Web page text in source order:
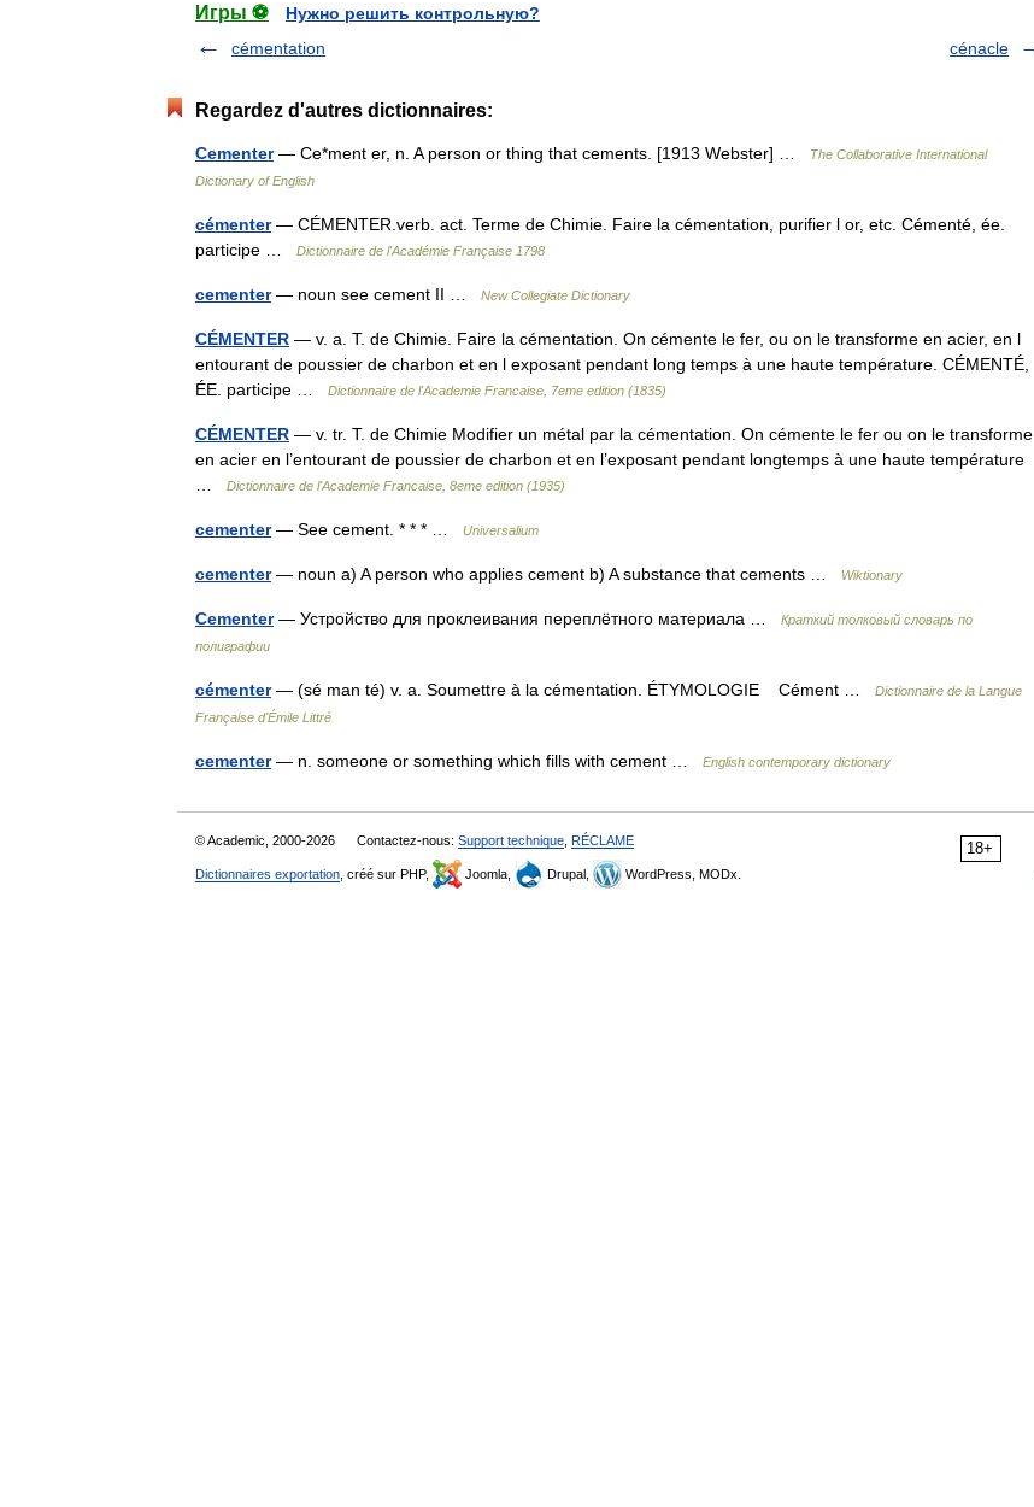
Игры ⚽
Нужно решить контрольную?
cémentation
cénacle
Regardez d'autres dictionnaires:
Cementer— Ce*ment er, n. A person or thing that cements. [1913 Webster] …
The Collaborative International
Dictionary of English
cémenter— CÉMENTER.verb. act. Terme de Chimie. Faire la cémentation, purifier l or, etc. Cémenté, ée.
participe …
Dictionnaire de l'Académie Française 1798
cementer— noun see cement II … New Collegiate Dictionary
CÉMENTER — v. a. T. de Chimie. Faire la cémentation. On cémente le fer, ou on le transforme en acier, en l
entourant de poussier de charbon et en l exposant pendant long temps à une haute température. CÉMENTÉ,
ÉE. participe …
Dictionnaire de l'Academie Francaise, 7eme edition (1835)
CÉMENTER — v. tr. T. de Chimie Modifier un métal par la cémentation. On cémente le fer ou on le transforme
en acier en l’entourant de poussier de charbon et en l’exposant pendant longtemps à une haute température
Dictionnaire de l'Academie Francaise, 8eme edition (1935)
cementer— See cement. * * * … Universalium
cementer— noun a) A person who applies cement b) A substance that cements … Wiktionary
Cementer— Устройство для проклеивания переплётного материала …
Краткий толковый словарь по
полиграфии
cémenter— (sé man té) v. a. Soumettre à la cémentation. ÉTYMOLOGIE Cément …
Dictionnaire de la Langue
Française d'Émile Littré
cementer— n. someone or something which fills with cement … English contemporary dictionary
18+
© Academic, 2000-2026 Contactez-nous: Support technique RÉCLAME
Dictionnaires exportation , créé sur PHP, Joomla, Drupal, WordPress, MODx.